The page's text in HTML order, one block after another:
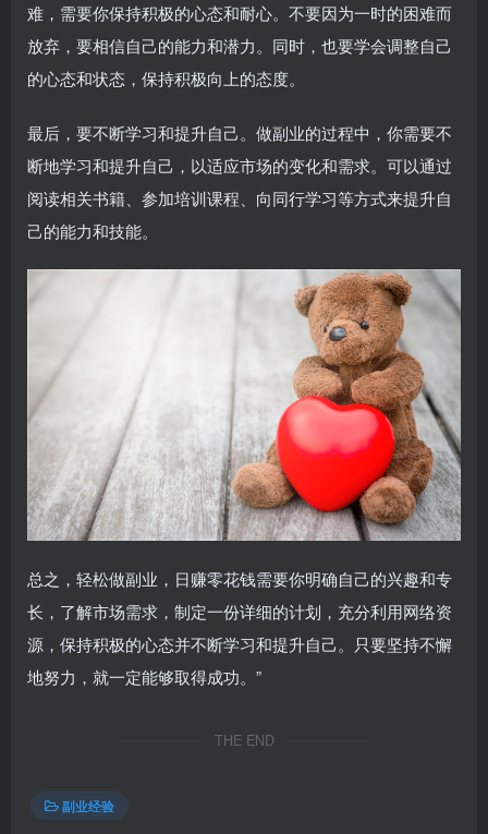
难，需要你保持积极的心态和耐心。不要因为一时的困难而
放弃，要相信自己的能力和潜力。同时，也要学会调整自己
的心态和状态，保持积极向上的态度。
最后，要不断学习和提升自己。做副业的过程中，你需要不
断地学习和提升自己，以适应市场的变化和需求。可以通过
阅读相关书籍、参加培训课程、向同行学习等方式来提升自
己的能力和技能。
总之，轻松做副业，日赚零花钱需要你明确自己的兴趣和专
长，了解市场需求，制定一份详细的计划，充分利用网络资
源，保持积极的心态并不断学习和提升自己。只要坚持不懈
地努力，就一定能够取得成功。”
THE END
副业经验